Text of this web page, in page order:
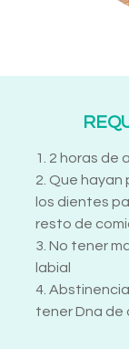
1. 2 horas de
2. Que
los dientes
resto de
3. No tener
labial
4.
tener Dna de